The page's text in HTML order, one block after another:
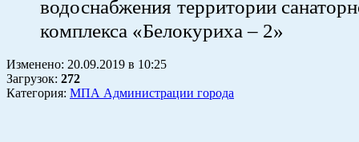
водоснабжения территории
комплекса «Белокуриха – 2»
Изменено: 20.09.2019 в 10:25
Загрузок: 272
Категория: МПА Администрации города